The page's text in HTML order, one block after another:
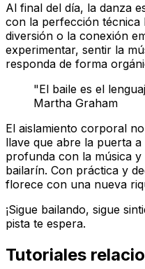
Al final del día, la danza
con la perfección técnica
diversión o la conexión
experimentar, sentir la
responda de forma
"El baile es el
Martha Graham
El aislamiento corporal
llave que abre la puerta
profunda con la música
bailarín. Con práctica y
florece con una nueva
¡Sigue bailando, sigue
pista te espera.
Tutoriales